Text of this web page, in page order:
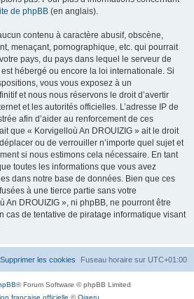
de phpBB (en anglais).
contenu à caractère abusif, obscène,
menaçant, pornographique, etc. qui pourrait
pays, du pays dans lequel le serveur de
hébergé ou encore la loi internationale. Si
vous vous exposez à un
et nous nous réservons le droit d’avertir
et les autorités officielles. L’adresse IP de
afin d’aider au renforcement de ces
que « Korvigelloù An DROUIZIG » ait le droit
ou de verrouiller n’importe quel sujet et
si nous estimons cela nécessaire. En tant
toutes les informations que vous avez
dans notre base de données. Bien que ces
à une tierce partie sans votre
An DROUIZIG », ni phpBB, ne pourront être
cas de tentative de piratage informatique visant
Fuseau horaire sur UTC+01:00
Supprimer les cookies
® Forum Software © phpBB Limited
française officielle ©Qiaeru